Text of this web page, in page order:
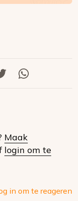
Deel
Maak
login om te
in om te reageren